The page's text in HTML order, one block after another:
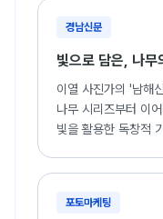
경남신문
빛으로 담은, 나무
이열 사진가의 '남해
나무 시리즈부터 이
빛을 활용한 독창적
포토마케팅